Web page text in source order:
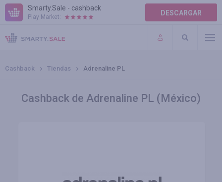
Smarty.Sale - cashback
Play Market: DESCARGAR
AYUDA
TÉRMINOS DE USO
Cashback Tiendas Adrenaline PL
Cashback de Adrenaline PL (México)